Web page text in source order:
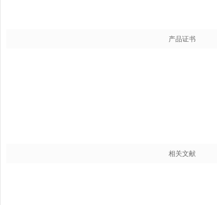
产品证书
相关文献